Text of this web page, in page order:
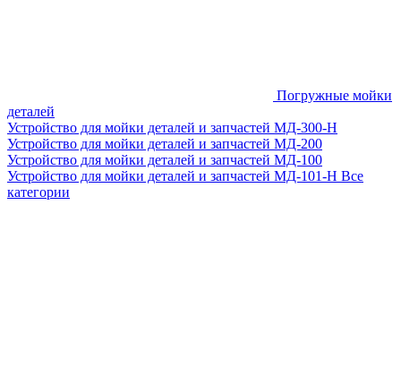
Погружные мойки
деталей
Устройство для мойки деталей и запчастей МД-300-H
Устройство для мойки деталей и запчастей МД-200
Устройство для мойки деталей и запчастей МД-100
Устройство для мойки деталей и запчастей МД-101-Н Все
категории